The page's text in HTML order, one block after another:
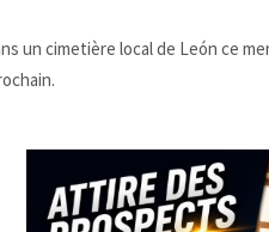
un cimetière local de León ce